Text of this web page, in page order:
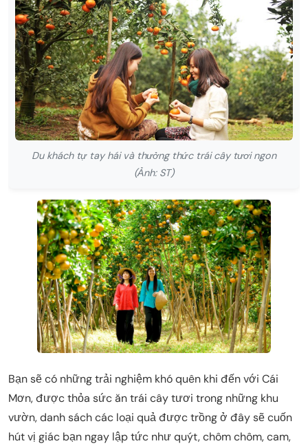
Du khách tự tay hái và thưởng thức trái cây tươi ngon
(Ảnh: ST)
Bạn sẽ có những trải nghiệm khó quên khi đến với Cái
Mơn, được thỏa sức ăn trái cây tươi trong những khu
vườn, danh sách các loại quả được trồng ở đây sẽ cuốn
hút vị giác bạn ngay lập tức như quýt, chôm chôm, cam,